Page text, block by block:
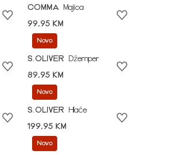
COMMA
Majica
99,95 KM
Novo
S.OLIVER
Džemper
89,95 KM
Novo
S.OLIVER
Hlače
199,95 KM
Novo